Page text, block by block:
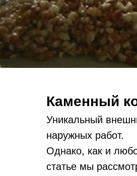
Каменный
Уникальный
наружных работ.
Однако, как и
статье мы